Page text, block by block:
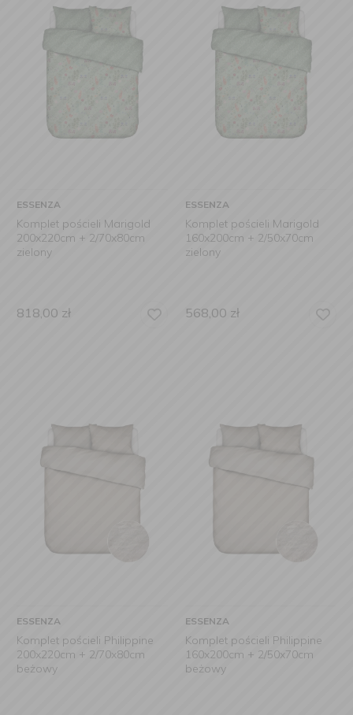
ESSENZA
Komplet pościeli Marigold
200x220cm + 2/70x80cm
zielony
818,00 zł
ESSENZA
Komplet pościeli Marigold
160x200cm + 2/50x70cm
zielony
568,00 zł
ESSENZA
Komplet pościeli Philippine
200x220cm + 2/70x80cm
beżowy
ESSENZA
Komplet pościeli Philippine
160x200cm + 2/50x70cm
beżowy